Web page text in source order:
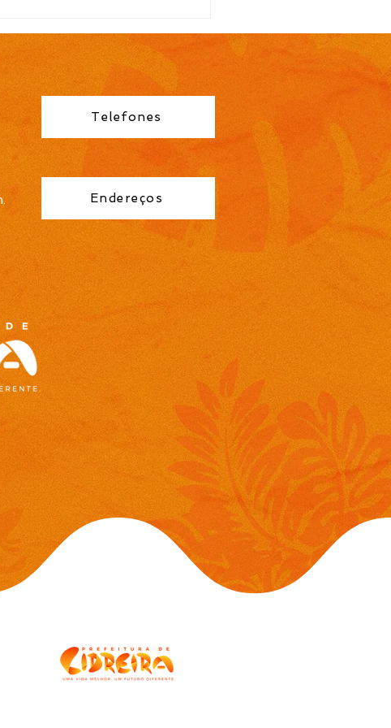
de Professor
Fundamental 1ª a
4ª Séries é publicada pela
Prefeitura de Cidreira
.
Telefones
Endereços